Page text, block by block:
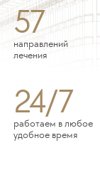
57
направлений
лечения
24/7
работаем в любое
удобное время